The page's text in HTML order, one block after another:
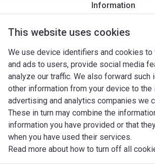
Information
This website uses cookies
We use device identifiers and cookies to
and ads to users, provide social media
analyze our traffic. We also forward such
other information from your device to the
advertising and analytics companies we
These in turn may combine the
information you have provided or that
when you have used their services.
Read more about how to turn off all
Imprint